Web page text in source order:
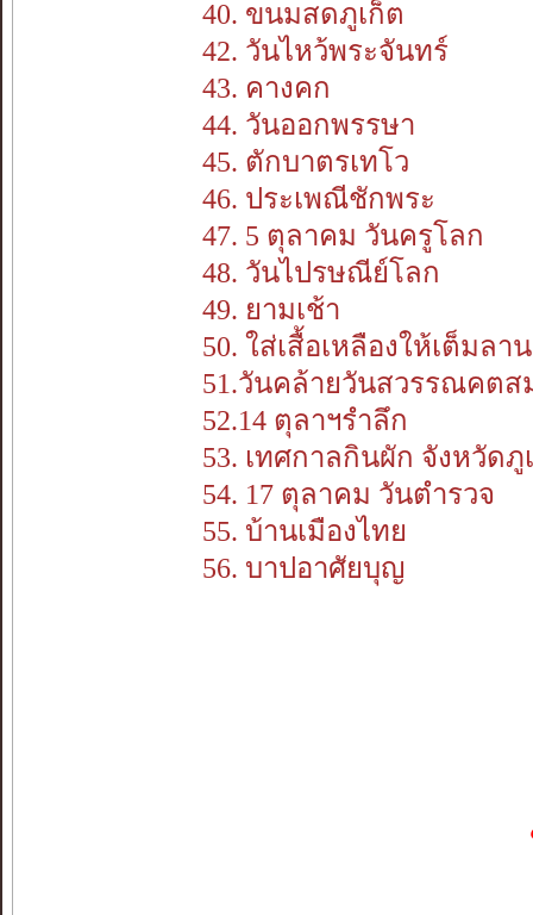
40. ขนมสดภูเก็ต
42. วันไหว้พระจันทร์
43. คางคก
44. วันออกพรรษา
45. ตักบาตรเทโว
46. ประเพณีชักพระ
47. 5 ตุลาคม วันครูโลก
48. วันไปรษณีย์โลก
49. ยามเช้า
50. ใส่เสื้อเหลืองให้เต็มลา
51.วันคล้ายวันสวรรณคต
52.14 ตุลาฯรำลึก
53. เทศกาลกินผัก จังหวัด
54. 17 ตุลาคม วันตำรวจ
55. บ้านเมืองไทย
56. บาปอาศัยบุญ